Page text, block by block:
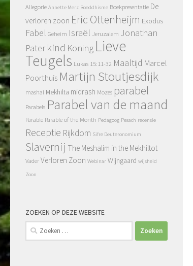
Allegorie Annette Merz Boeddhisme Boekpresentatie De
verloren zoon Eric Ottenheijm Exodus
Fabel Geheim Israël Jeruzalem Jonathan
Pater kind Koning Lieve
Teugels Lukas 15:11-32 Maaltijd Marcel
Poorthuis Martijn Stoutjesdijk
mashal Mekhilta midrash Mozes parabel
Parabels Parabel van de maand
Parable Parable of the Month Pedagoog Pesach recensie
Receptie Rijkdom Sifre Deuteronomium
Slavernij The Meshalim in the Mekhiltot
Vader Verloren Zoon Webinar Wijngaard wijsheid
Zoon
ZOEKEN OP DEZE WEBSITE
Zoeken
naar: